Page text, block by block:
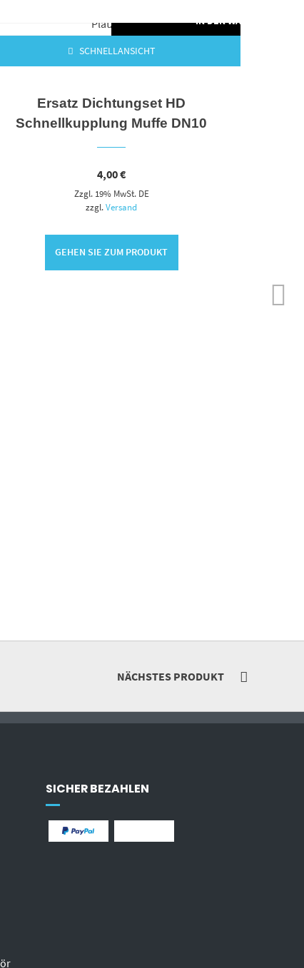
IN DEN WARENKORB
SCHNELLANSICHT
Ersatz Dichtungset HD
Schnellkupplung Muffe DN10
4,00€
Zzgl. 19% MwSt. DE
zzgl.Versand
GEHEN SIE ZUM PRODUKT
NÄCHSTES PRODUKT
SICHER BEZAHLEN